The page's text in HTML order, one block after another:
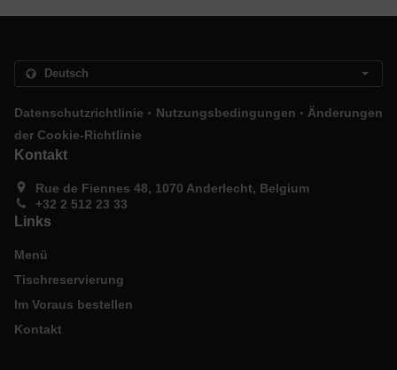
Datenschutzrichtlinie . Nutzungsbedingungen . Änderungen
der Cookie-Richtlinie
Kontakt
Rue de Fiennes 48, 1070 Anderlecht, Belgium
+32 2 512 23 33
Links
Menü
Tischreservierung
Im Voraus bestellen
Kontakt